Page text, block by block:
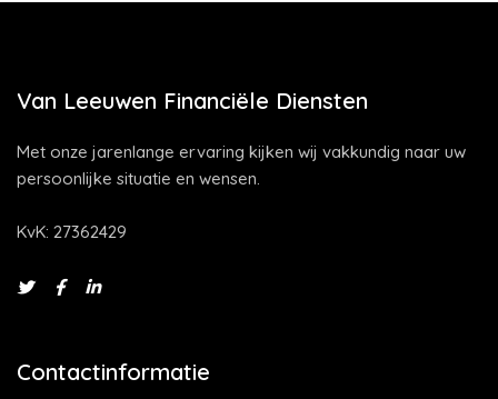
Van Leeuwen Financiële Diensten
Met onze jarenlange ervaring kijken wij vakkundig naar uw
persoonlijke situatie en wensen.
KvK: 27362429
Contactinformatie